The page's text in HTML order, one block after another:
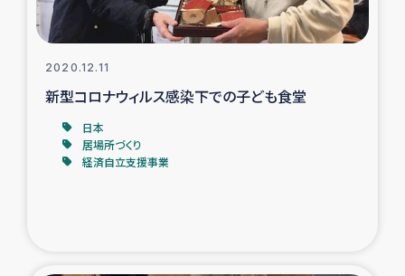
ふりかけ普及と食生活改善による栄養改善事業
女性の生計向上を通じた子どもの栄養改善事業
2020.12.11
新型コロナウィルス感染下での子ども食堂
日本
居場所づくり
経済自立支援事業